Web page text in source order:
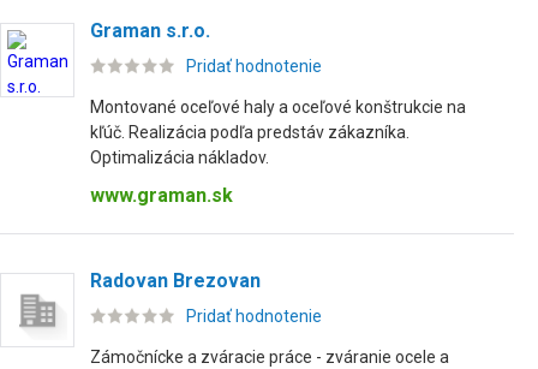
Graman s.r.o.
Pridať hodnotenie
Montované oceľové haly a oceľové konštrukcie na
kľúč. Realizácia podľa predstáv zákazníka.
Optimalizácia nákladov.
www.graman.sk
Radovan Brezovan
Pridať hodnotenie
Zámočnícke a zváracie práce - zváranie ocele a